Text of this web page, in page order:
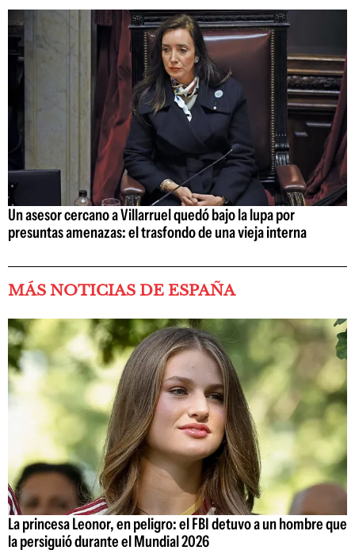
Un asesor cercano a Villarruel quedó bajo la lupa por
presuntas amenazas: el trasfondo de una vieja interna
MÁS NOTICIAS DE ESPAÑA
La princesa Leonor, en peligro: el FBI detuvo a un hombre que
la persiguió durante el Mundial 2026